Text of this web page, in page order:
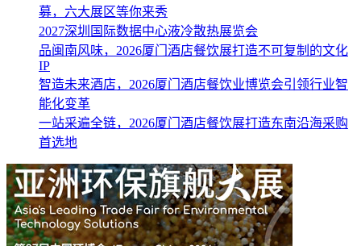
募，六大展区等你来秀
2027深圳国际数据中心液冷散热展览会
品闽南风味，2026厦门酒店餐饮展打造不可复制的文化
IP
智造未来酒店，2026厦门酒店餐饮业博览会引领行业智
能化变革
一站采遍全链，2026厦门酒店餐饮展打造东南沿海采购
首选地